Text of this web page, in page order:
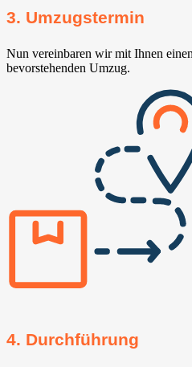
3. Umzugstermin
Nun vereinbaren wir mit Ihnen
bevorstehenden Umzug.
4. Durchführung